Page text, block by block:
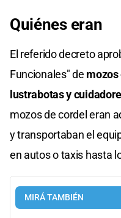
Quiénes eran
El referido decreto
Funcionales" de mozos
lustrabotas y
mozos de cordel eran
y transportaban el
en autos o taxis hasta
MIRÁ TAMBIÉN